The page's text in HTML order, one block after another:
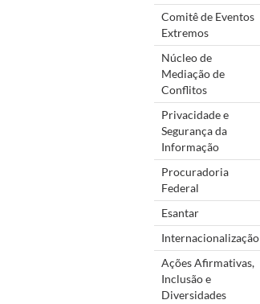
Comitê de Eventos
Extremos
Núcleo de
Mediação de
Conflitos
Privacidade e
Segurança da
Informação
Procuradoria
Federal
Esantar
Internacionalização
Ações Afirmativas,
Inclusão e
Diversidades